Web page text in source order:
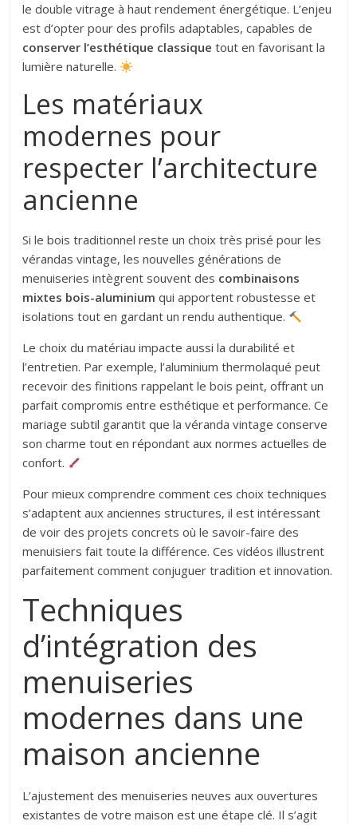
le double vitrage à haut rendement énergétique. L’enjeu
est d’opter pour des profils adaptables, capables de
conserver l’esthétique classique tout en favorisant la
lumière naturelle.
Les matériaux
modernes pour
respecter l’architecture
ancienne
Si le bois traditionnel reste un choix très prisé pour les
vérandas vintage, les nouvelles générations de
menuiseries intègrent souvent des combinaisons
mixtes bois-aluminium qui apportent robustesse et
isolations tout en gardant un rendu authentique.
Le choix du matériau impacte aussi la durabilité et
l’entretien. Par exemple, l’aluminium thermolaqué peut
recevoir des finitions rappelant le bois peint, offrant un
parfait compromis entre esthétique et performance. Ce
mariage subtil garantit que la véranda vintage conserve
son charme tout en répondant aux normes actuelles de
confort.
Pour mieux comprendre comment ces choix techniques
s’adaptent aux anciennes structures, il est intéressant
de voir des projets concrets où le savoir-faire des
menuisiers fait toute la différence. Ces vidéos illustrent
parfaitement comment conjuguer tradition et innovation.
Techniques
d’intégration des
menuiseries
modernes dans une
maison ancienne
L’ajustement des menuiseries neuves aux ouvertures
existantes de votre maison est une étape clé. Il s’agit